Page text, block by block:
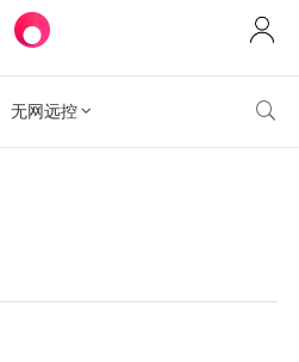
无网远控  